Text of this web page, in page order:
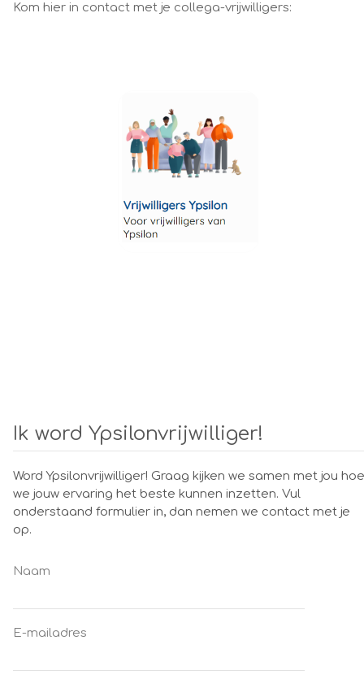
Kom hier in contact met je collega-vrijwilligers:
Ik word Ypsilonvrijwilliger!
Word Ypsilonvrijwilliger! Graag kijken we samen met jou hoe
we jouw ervaring het beste kunnen inzetten. Vul
onderstaand formulier in, dan nemen we contact met je
op.
Naam
E-mailadres